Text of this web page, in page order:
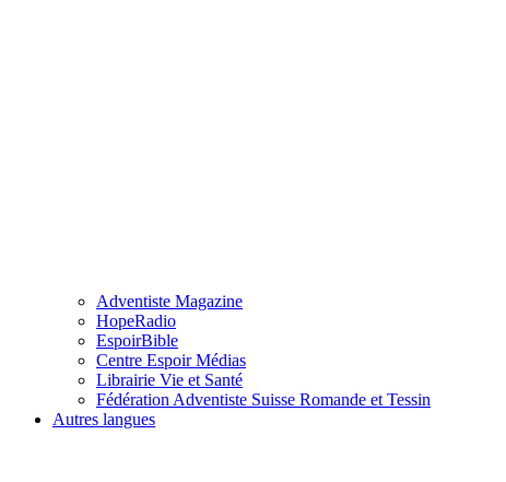
Adventiste Magazine
HopeRadio
EspoirBible
Centre Espoir Médias
Librairie Vie et Santé
Fédération Adventiste Suisse Romande et Tessin
Autres langues